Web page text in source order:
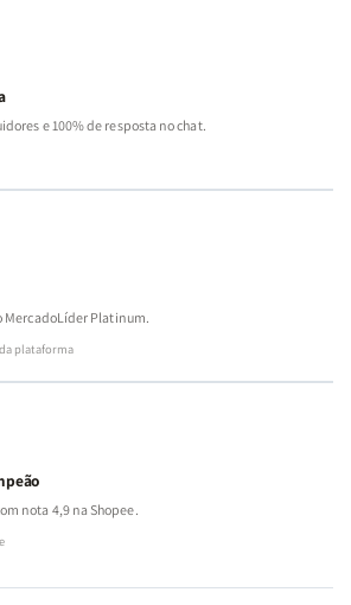
e 100% de resposta no chat.
MercadoLíder Platinum.
plataforma
nota 4,9 na Shopee.